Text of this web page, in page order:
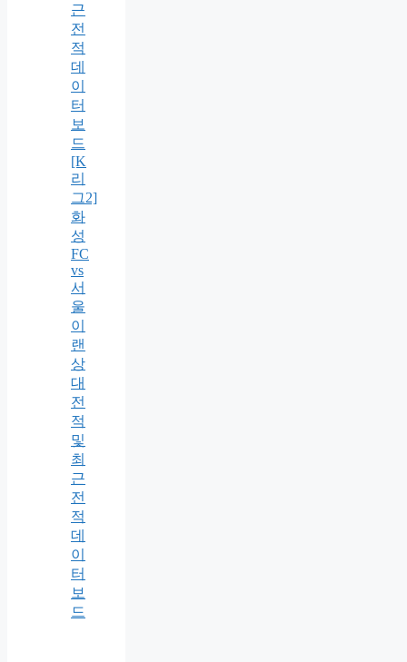
근
전
적
데
이
터
보
드
[K
리
그2]
화
성
FC
vs
서
울
이
랜
상
대
전
적
및
최
근
전
적
데
이
터
보
드